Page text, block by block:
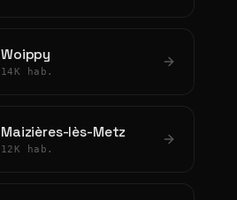
Woippy
14K hab.
Maizières-lès-Metz
12K hab.